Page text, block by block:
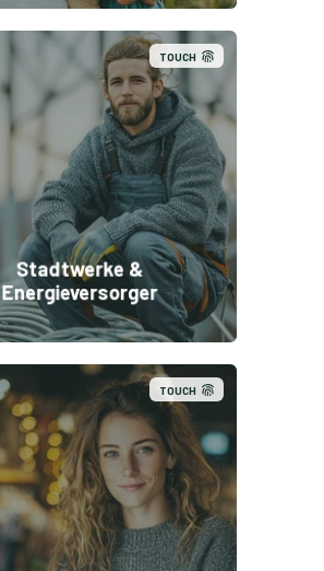
TOUCH
Stadtwerke &
Energieversorger
TOUCH